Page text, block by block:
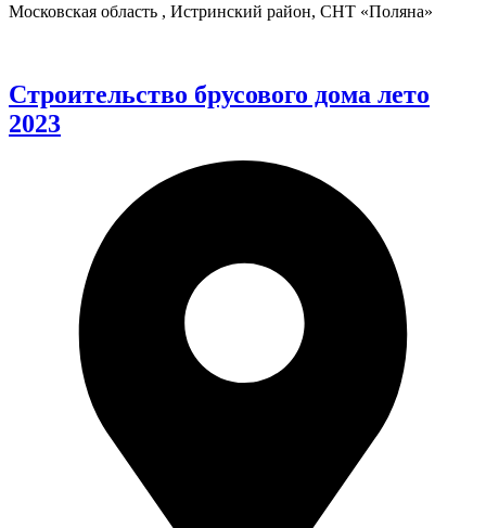
Московская область , Истринский район, СНТ «Поляна»
Строительство брусового дома лето
2023